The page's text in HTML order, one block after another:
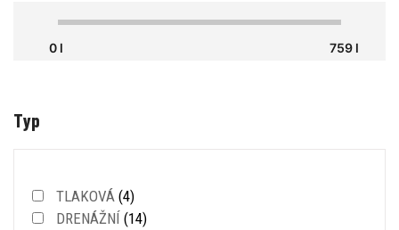
0 l 759 l
Typ
TLAKOVÁ (4)
DRENÁŽNÍ (14)